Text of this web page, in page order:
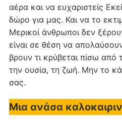
αέρα και να ευχαριστείς
δώρο για μας. Και να το
Μερικοί άνθρωποι δεν
είναι σε θέση να
βρουν τι κρύβεται πίσω από
την ουσία, τη ζωή. Μην το
σας.
Μια ανάσα